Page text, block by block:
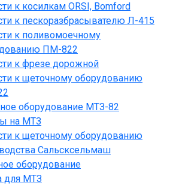
к косилкам ORSI, Bomford
к пескоразбрасывателю Л-415
к поливомоечному
ПМ-822
к фрезе дорожной
к щеточному оборудованию
оборудование МТЗ-82
на МТЗ
к щеточному оборудованию
Сальсксельмаш
оборудование
для МТЗ